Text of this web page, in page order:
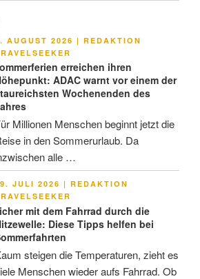
AUGUST 2026 | REDAKTION
erreichen ihren
ADAC warnt vor einem der
Wochenenden des
Millionen Menschen beginnt jetzt die
in den Sommerurlaub. Da
alle …
JULI 2026 | REDAKTION
mit dem Fahrrad durch die
Diese Tipps helfen bei
steigen die Temperaturen, zieht es
Menschen wieder aufs Fahrrad. Ob